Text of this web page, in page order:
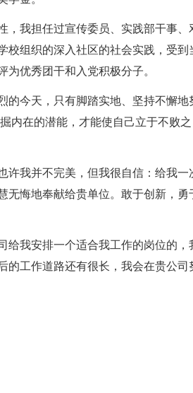
，我担任过宣传委员、实践部干事、
校组织的深入社区的社会实践，受到
优秀团干和入党积极分子。
的今天，只有脚踏实地、坚持不懈地
内在的潜能，才能使自己立于不败之
许我并不完美，但我很自信：给我一
无悔地奉献给贵单位。敢于创新，勇
给我安排一个适合我工作的岗位的，
的工作道路还有很长，我会在贵公司